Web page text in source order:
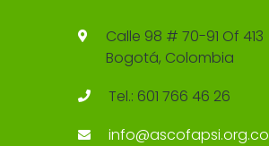
Calle 98 # 70-91 Of 413
Bogotá, Colombia
Tel.: 601 766 46 26
info@ascofapsi.org.co